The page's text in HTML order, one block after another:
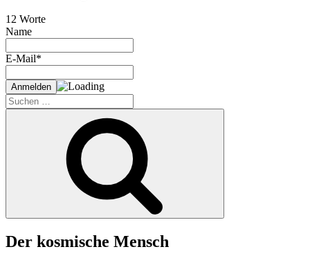
12 Worte
Name
E-Mail*
Suche
nach:
Der kosmische Mensch